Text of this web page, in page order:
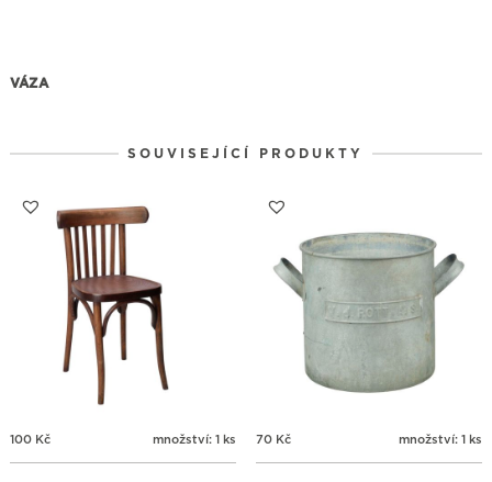
VÁZA
SOUVISEJÍCÍ PRODUKTY
100 Kč množství: 1 ks 70 Kč množství: 1 ks